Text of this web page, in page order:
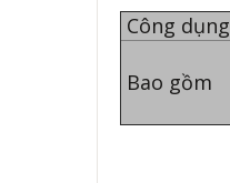
Công dụng
Bao gồm